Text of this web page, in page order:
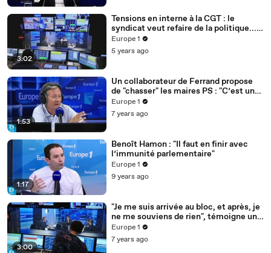
3:02
Tensions en interne à la CGT : le
syndicat veut refaire de la politique...
et ça secoue
Europe 1
5 years ago
1:53
Un collaborateur de Ferrand propose
de "chasser" les maires PS : "C’est un
détournement de fonds publics",
dénonce Faure
Europe 1
7 years ago
1:17
Benoît Hamon : "Il faut en finir avec
l’immunité parlementaire"
Europe 1
9 years ago
3:00
"Je me suis arrivée au bloc, et après, je
ne me souviens de rien", témoigne une
victime présumée de l'anesthésiste de
Besançon
Europe 1
7 years ago